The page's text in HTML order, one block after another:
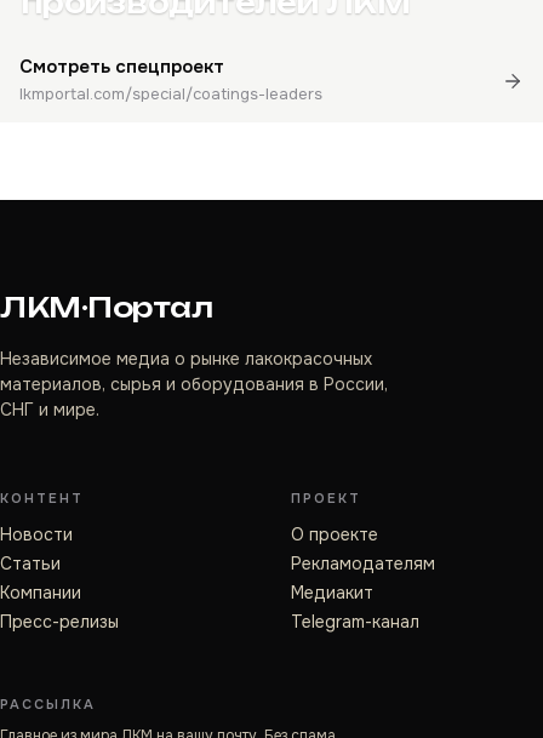
Смотреть спецпроект
lkmportal.com/special/coatings-leaders
ЛКМ·Портал
Независимое медиа о рынке лакокрасочных
материалов, сырья и оборудования в России,
СНГ и мире.
КОНТЕНТ
Новости
Статьи
Компании
Пресс-релизы
ПРОЕКТ
О проекте
Рекламодателям
Медиакит
Telegram-канал
РАССЫЛКА